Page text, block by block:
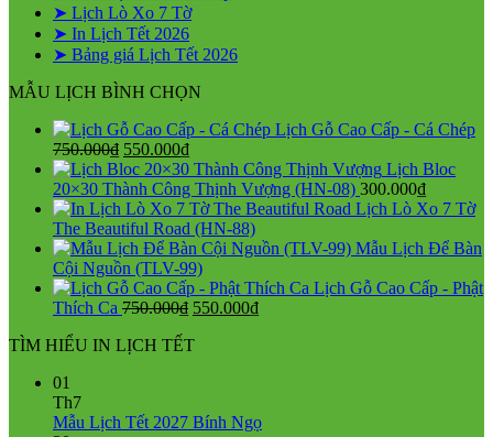
➤ Lịch Lò Xo 7 Tờ
➤ In Lịch Tết 2026
➤ Bảng giá Lịch Tết 2026
MẪU LỊCH BÌNH CHỌN
Lịch Gỗ Cao Cấp - Cá Chép
750.000₫ Giá
gốc
là:
750.000₫.
550.000₫Giá
hiện
tại
là:
550.000₫.
Lịch Bloc
20×30 Thành Công Thịnh Vượng (HN-08) 300.000₫
Lịch Lò Xo 7 Tờ
The Beautiful Road (HN-88)
Mẫu Lịch Để Bàn
Cội Nguồn (TLV-99)
Lịch Gỗ Cao Cấp - Phật
Thích Ca 750.000₫ Giá
là:
550.000₫Giá
TÌM HIỂU IN LỊCH TẾT
01
Th7
Mẫu Lịch Tết 2027 Bính NgọKhông